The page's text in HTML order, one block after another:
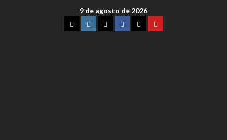
9 de agosto de 2026